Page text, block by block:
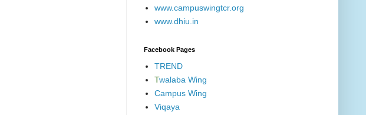
www.campuswingtcr.org
www.dhiu.in
Facebook Pages
TREND
Twalaba Wing
Campus Wing
Viqaya